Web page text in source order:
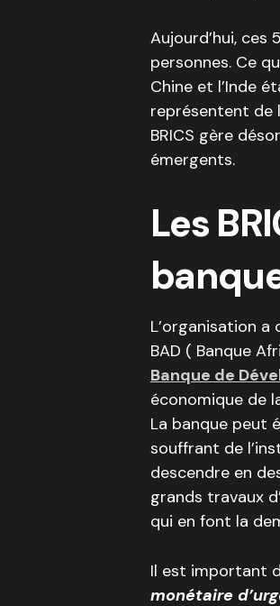
Aujourd’hui,
personnes. Ce
Chine et l’Inde
représentent de
BRICS gère
émergents.
Les
L’organisation
BAD ( Banque
Banque de
économique de
La banque peut
souffrant de
descendre en
grands travaux
qui en font la
Il est important
monétaire